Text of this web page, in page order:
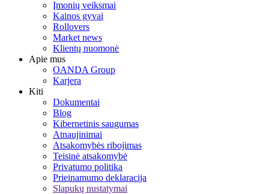
Įmonių veiksmai
Kainos gyvai
Rollovers
Market news
Klientų nuomonė
Apie mus
OANDA Group
Karjera
Kiti
Dokumentai
Blog
Kibernetinis saugumas
Atnaujinimai
Atsakomybės ribojimas
Teisinė atsakomybė
Privatumo politika
Prieinamumo deklaracija
Slapukų nustatymai